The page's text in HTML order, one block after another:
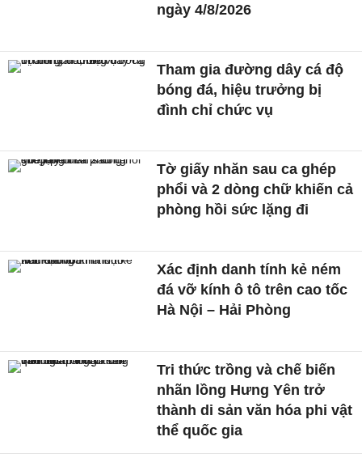
ngày 4/8/2026
Tham gia đường dây cá độ
bóng đá, hiệu trưởng bị
đình chỉ chức vụ
Tờ giấy nhăn sau ca ghép
phổi và 2 dòng chữ khiến cả
phòng hồi sức lặng đi
Xác định danh tính kẻ ném
đá vỡ kính ô tô trên cao tốc
Hà Nội – Hải Phòng
Tri thức trồng và chế biến
nhãn lồng Hưng Yên trở
thành di sản văn hóa phi vật
thể quốc gia